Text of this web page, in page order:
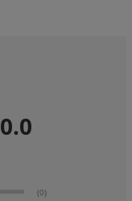
0.0
(0)